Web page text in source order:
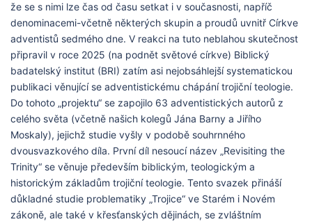
že se s nimi lze čas od času setkat i v současnosti, napříč
denominacemi-včetně některých skupin a proudů uvnitř Církve
adventistů sedmého dne. V reakci na tuto neblahou skutečnost
připravil v roce 2025 (na podnět světové církve) Biblický
badatelský institut (BRI) zatím asi nejobsáhlejší systematickou
publikaci věnující se adventistickému chápání trojiční teologie.
Do tohoto „projektu“ se zapojilo 63 adventistických autorů z
celého světa (včetně našich kolegů Jána Barny a Jiřího
Moskaly), jejichž studie vyšly v podobě souhrnného
dvousvazkového díla. První díl nesoucí název „Revisiting the
Trinity“ se věnuje především biblickým, teologickým a
historickým základům trojiční teologie. Tento svazek přináší
důkladné studie problematiky „Trojice“ ve Starém i Novém
zákoně, ale také v křesťanských dějinách, se zvláštním